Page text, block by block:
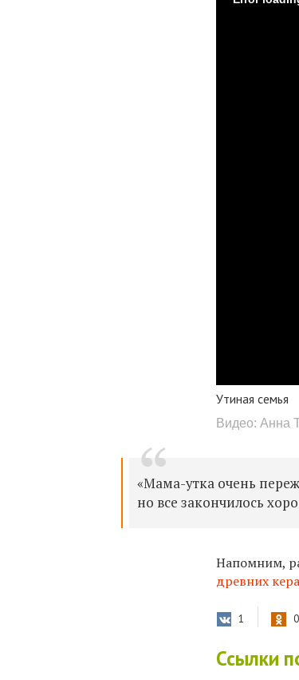
Утиная семья
Видео: Анна
«Мама-утка очень
но все закончилось
Напомним,
древних
1 0
Ссылки